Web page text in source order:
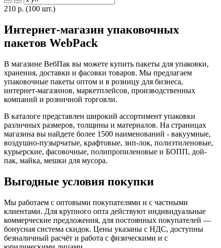
210 р. (100 шт.)
Интернет-магазин упаковочных
пакетов WebPack
В магазине ВебПак вы можете купить пакеты для упаковки,
хранения, доставки и фасовки товаров. Мы предлагаем
упаковочные пакеты оптом и в розницу для бизнеса,
интернет-магазинов, маркетплейсов, производственных
компаний и розничной торговли.
В каталоге представлен широкий ассортимент упаковки
различных размеров, толщины и материалов. На страницах
магазина вы найдете более 1500 наименований - вакуумные,
воздушно-пузырчатые, крафтовые, зип-лок, полиэтиленовые,
курьерские, фасовочные, полипропиленовые и БОПП, дой-
пак, майка, мешки для мусора.
Выгодные условия покупки
Мы работаем с оптовыми покупателями и с частными
клиентами. Для крупного опта действуют индивидуальные
коммерческие предложения, для постоянных покупателей —
бонусная система скидок. Цены указаны с НДС, доступны
безналичный расчёт и работа с физическими и с